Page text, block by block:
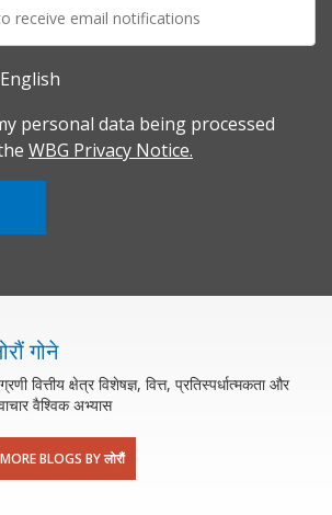
English
personal data being processed
WBG Privacy Notice.
गोने
वित्तीय क्षेत्र विशेषज्ञ, वित्त, प्रतिस्पर्धात्मकता और
वैश्विक अभ्यास
MORE BLOGS BY लोरौं